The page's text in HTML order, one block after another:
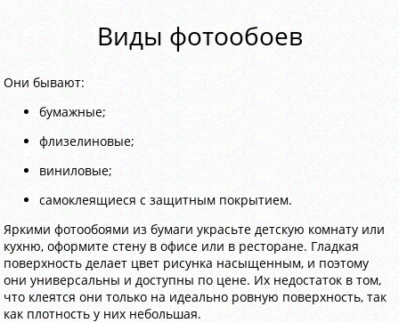
Виды фотообоев
Они бывают:
бумажные;
флизелиновые;
виниловые;
самоклеящиеся с защитным покрытием.
Яркими фотообоями из бумаги украсьте детскую комнату или
кухню, оформите стену в офисе или в ресторане. Гладкая
поверхность делает цвет рисунка насыщенным, и поэтому
они универсальны и доступны по цене. Их недостаток в том,
что клеятся они только на идеально ровную поверхность, так
как плотность у них небольшая.